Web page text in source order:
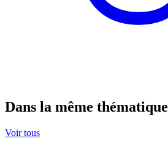
Dans la même thématique
Voir tous